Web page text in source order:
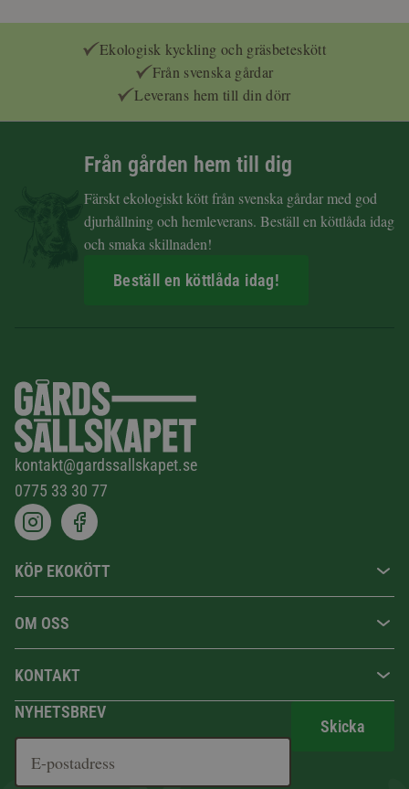
Ekologisk kyckling och gräsbeteskött
Från svenska gårdar
Leverans hem till din dörr
Från gården hem till dig
Färskt ekologiskt kött från svenska gårdar med god
djurhållning och hemleverans. Beställ en köttlåda idag
och smaka skillnaden!
Beställ en köttlåda idag!
kontakt@gardssallskapet.se
0775 33 30 77
KÖP EKOKÖTT
OM OSS
KONTAKT
NYHETSBREV
Skicka